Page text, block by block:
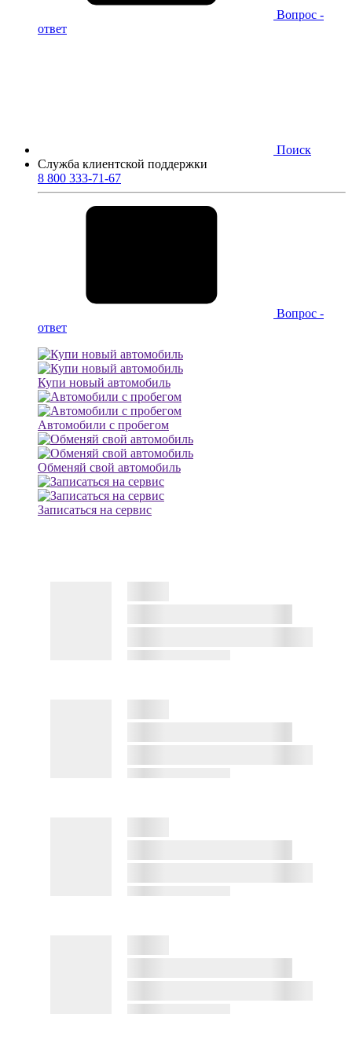
Вопрос -
ответ
Поиск
Служба клиентской поддержки
8 800 333-71-67
Вопрос -
ответ
Купи новый автомобиль
Автомобили с пробегом
Обменяй свой автомобиль
Записаться на сервис